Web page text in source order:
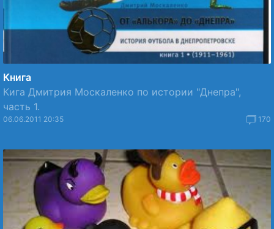
Книга
Кига Дмитрия Москаленко по истории "Днепра",
часть 1.
06.06.2011 20:35 170